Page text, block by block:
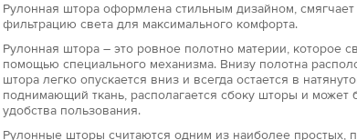
Рулонная штора оформлена стильным дизайном, смягчает
фильтрацию света для максимального комфорта.
Рулонная штора – это ровное полотно материи, которое
помощью специального механизма. Внизу полотна
штора легко опускается вниз и всегда остается в
поднимающий ткань, располагается сбоку шторы и
удобства пользования.
Рулонные шторы считаются одним из наиболее простых,
Открытого типа
конструкцию, состоящую из